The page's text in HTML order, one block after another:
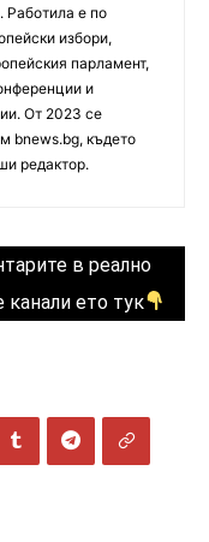
Работила е по
избори,
парламент,
и
От 2023 се
bnews.bg, където
редактор.
в реално
ето тук